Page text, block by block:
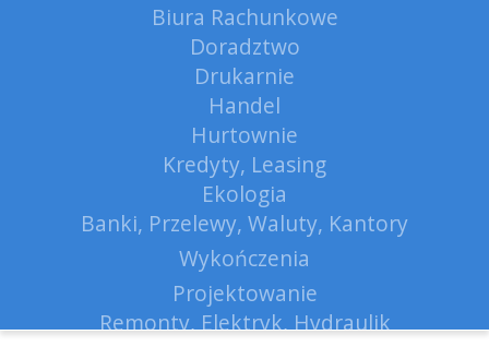
Biura Rachunkowe
Doradztwo
Drukarnie
Handel
Hurtownie
Kredyty, Leasing
Ekologia
Banki, Przelewy, Waluty, Kantory
Wykończenia
Projektowanie
Remonty, Elektryk, Hydraulik